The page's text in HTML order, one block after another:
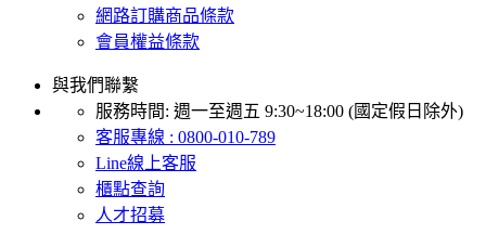
網路訂購商品條款
會員權益條款
與我們聯繫
服務時間: 週一至週五 9:30~18:00 (國定假日除外)
客服專線 : 0800-010-789
Line線上客服
櫃點查詢
人才招募